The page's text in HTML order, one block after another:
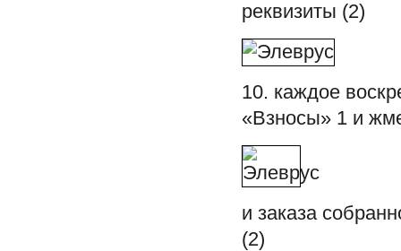
реквизиты (2)
10. каждое
«Взносы» 1 и
и заказа
(2)